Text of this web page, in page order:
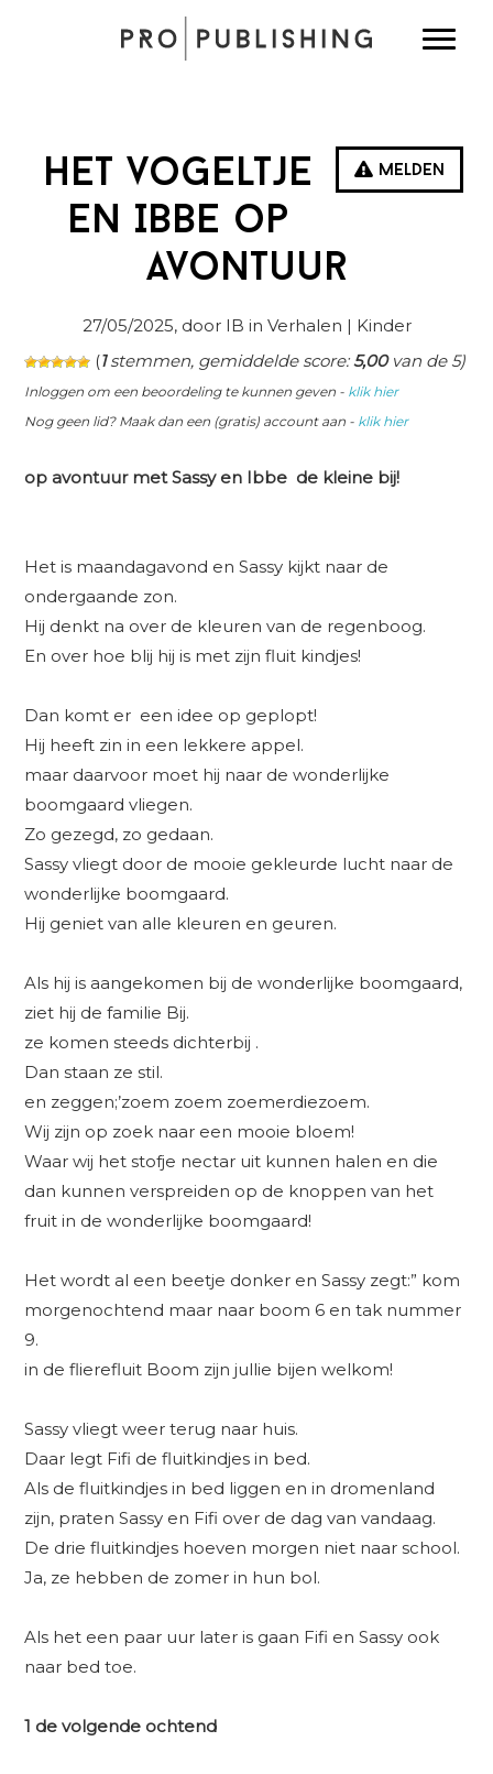
Melden
Het vogeltje
en Ibbe op
avontuur
27/05/2025, door IB in Verhalen | Kinder
(1stemmen, gemiddelde score:5,00van de 5)
Inloggen om een beoordeling te kunnen geven - klik hier
Nog geen lid? Maak dan een (gratis) account aan - klik hier
op avontuur met Sassy en Ibbe de kleine bij!
Het is maandagavond en Sassy kijkt naar de
ondergaande zon.
Hij denkt na over de kleuren van de regenboog.
En over hoe blij hij is met zijn fluit kindjes!
Dan komt er een idee op geplopt!
Hij heeft zin in een lekkere appel.
maar daarvoor moet hij naar de wonderlijke
boomgaard vliegen.
Zo gezegd, zo gedaan.
Sassy vliegt door de mooie gekleurde lucht naar de
wonderlijke boomgaard.
Hij geniet van alle kleuren en geuren.
Als hij is aangekomen bij de wonderlijke boomgaard,
ziet hij de familie Bij.
ze komen steeds dichterbij .
Dan staan ze stil.
en zeggen;’zoem zoem zoemerdiezoem.
Wij zijn op zoek naar een mooie bloem!
Waar wij het stofje nectar uit kunnen halen en die
dan kunnen verspreiden op de knoppen van het
fruit in de wonderlijke boomgaard!
Het wordt al een beetje donker en Sassy zegt:” kom
morgenochtend maar naar boom 6 en tak nummer
9.
in de flierefluit Boom zijn jullie bijen welkom!
Sassy vliegt weer terug naar huis.
Daar legt Fifi de fluitkindjes in bed.
Als de fluitkindjes in bed liggen en in dromenland
zijn, praten Sassy en Fifi over de dag van vandaag.
De drie fluitkindjes hoeven morgen niet naar school.
Ja, ze hebben de zomer in hun bol.
Als het een paar uur later is gaan Fifi en Sassy ook
naar bed toe.
1 de volgende ochtend